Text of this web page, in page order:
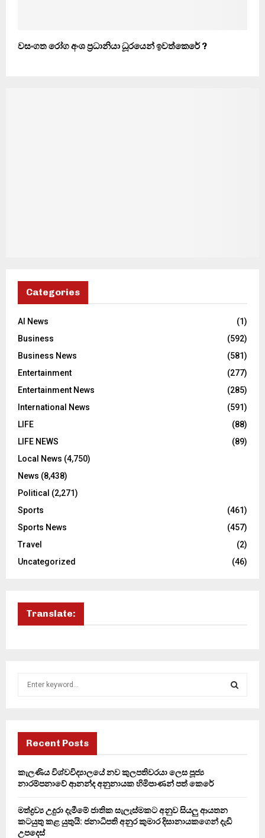
වසංගත රෝග අංශ ප්‍රධානියා ධූරයෙන් ඉවත්කෙරේ ?
Categories
AI News
(1)
Business
(592)
Business News
(581)
Entertainment
(277)
Entertainment News
(285)
International News
(591)
LIFE
(88)
LIFE NEWS
(89)
Local News (4,750)
News (8,438)
Political (2,271)
Sports
(461)
Sports News
(457)
Travel
(2)
Uncategorized
(46)
Translate:
f
r
H
Recent Posts
කැලණිය විශ්වවිද්‍යාලයේ නව කුලපතිවරයා ලෙස පූජ්‍ය
නාරම්පනාවේ ආනන්ද අනුනායක හිමිපාණන් පත් කෙරේ
මත්ද්‍රව්‍ය උදුරා දැමීමේ ජාතික සැලැස්මකට අනුව සියලු ආයතන
කටයුතු කළ යුතුයි: ජනාධිපති අනුර කුමාර දිසානායකගෙන් දැඩි
උපදෙස්